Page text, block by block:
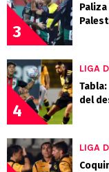
3
4
LIGA
del
LIGA